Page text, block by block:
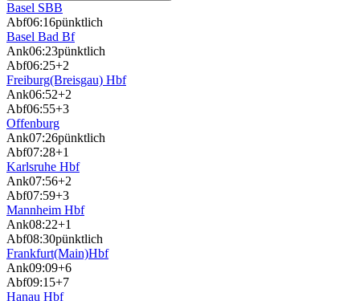
Basel SBB
Abf06:16pünktlich
Basel Bad Bf
Ank06:23pünktlich
Abf06:25+2
Freiburg(Breisgau) Hbf
Ank06:52+2
Abf06:55+3
Offenburg
Ank07:26pünktlich
Abf07:28+1
Karlsruhe Hbf
Ank07:56+2
Abf07:59+3
Mannheim Hbf
Ank08:22+1
Abf08:30pünktlich
Frankfurt(Main)Hbf
Ank09:09+6
Abf09:15+7
Hanau Hbf